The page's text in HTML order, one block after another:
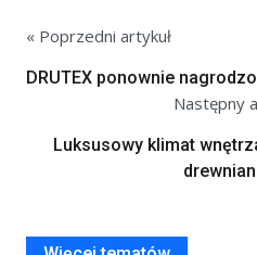
« Poprzedni artykuł
DRUTEX ponownie
Następny
Luksusowy klimat